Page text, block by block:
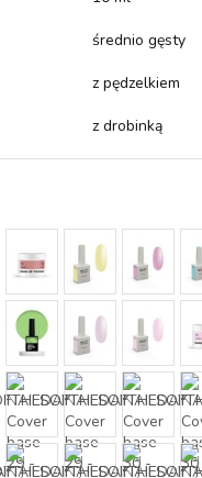
średnio gęsty
z pędzelkiem
z drobinką